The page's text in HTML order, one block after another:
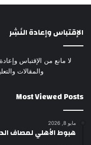
الإقتباس وإعادة النَشِر
لا مانع من الإقتباس
والمقالات
Most Viewed Posts
مايو 8, 2026
هبوط الأهلي لمصاف